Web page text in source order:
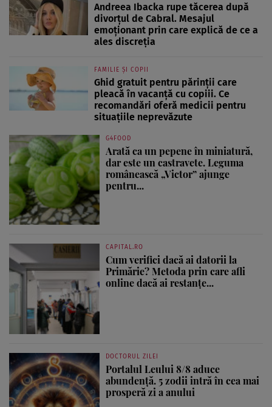
Andreea Ibacka rupe tăcerea după
divorțul de Cabral. Mesajul
emoționant prin care explică de ce a
ales discreția
FAMILIE ȘI COPII
Ghid gratuit pentru părinții care
pleacă în vacanță cu copiii. Ce
recomandări oferă medicii pentru
situațiile neprevăzute
G4FOOD
Arată ca un pepene în miniatură,
dar este un castravete. Leguma
românească „Victor” ajunge
pentru...
CAPITAL.RO
Cum verifici dacă ai datorii la
Primărie? Metoda prin care afli
online dacă ai restanțe...
DOCTORUL ZILEI
Portalul Leului 8/8 aduce
abundență. 5 zodii intră în cea mai
prosperă zi a anului